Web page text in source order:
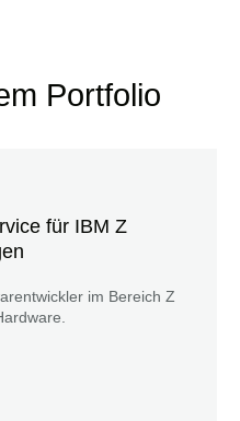
Portfolio
für IBM Z
im Bereich Z